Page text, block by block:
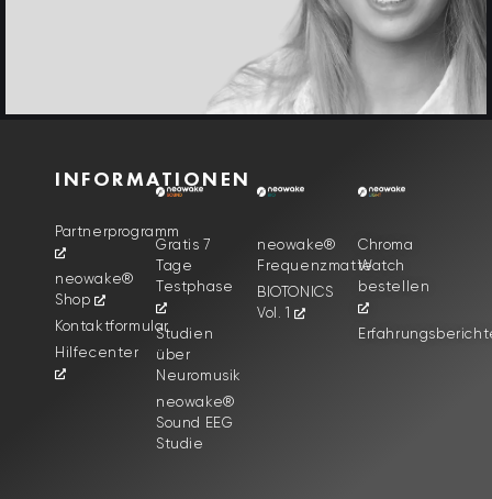
INFORMATIONEN
Partnerprogramm
neowake®
Shop
Kontaktformular
Hilfecenter
Gratis 7
Tage
Testphase
Studien
über
Neuromusik
neowake®
Sound EEG
Studie
neowake®
Frequenzmatte
BIOTONICS
Vol. 1
Chroma
Watch
bestellen